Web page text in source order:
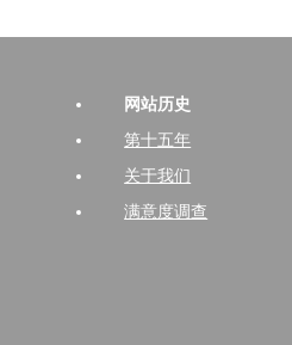
网站历史
第十五年
关于我们
满意度调查